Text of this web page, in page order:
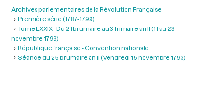
Archives parlementaires de la Révolution Française
Première série (1787-1799)
Tome LXXIX - Du 21 brumaire au 3 frimaire an II (11 au 23
novembre 1793)
République française - Convention nationale
Séance du 25 brumaire an II (Vendredi 15 novembre 1793)